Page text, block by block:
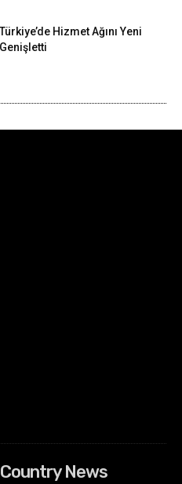
Country News